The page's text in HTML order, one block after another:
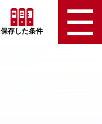
保存した条件